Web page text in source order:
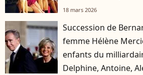
18 mars 2026
Succession de Bernard
femme Hélène
enfants du
Delphine, Antoine,